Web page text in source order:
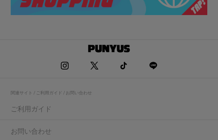
関連サイト / ご利用ガイド / お問い合わせ
ご利用ガイド
お問い合わせ